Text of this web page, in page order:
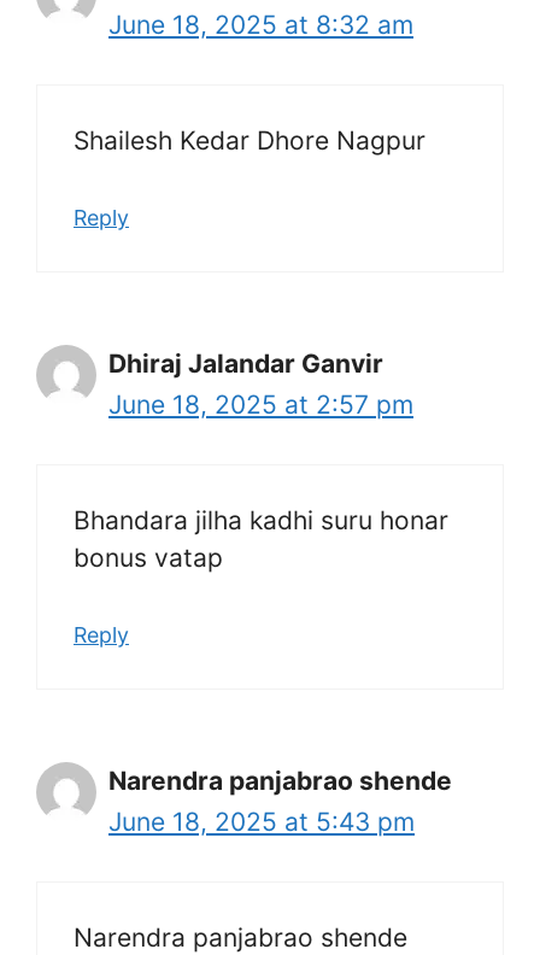
June 18, 2025 at 8:32 am
Shailesh Kedar Dhore Nagpur
Reply
Dhiraj Jalandar Ganvir
June 18, 2025 at 2:57 pm
Bhandara jilha kadhi suru honar
bonus vatap
Reply
Narendra panjabrao shende
June 18, 2025 at 5:43 pm
Narendra panjabrao shende